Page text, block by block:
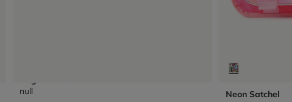
null
Neon Satchel